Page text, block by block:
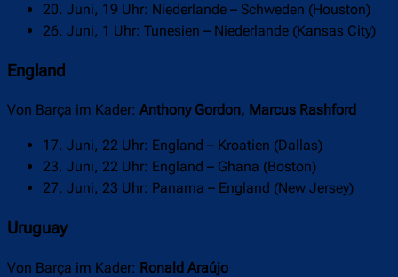
20. Juni, 19 Uhr: Niederlande – Schweden (Houston)
26. Juni, 1 Uhr: Tunesien – Niederlande (Kansas City)
England
Von Barça im Kader: Anthony Gordon, Marcus Rashford
17. Juni, 22 Uhr: England – Kroatien (Dallas)
23. Juni, 22 Uhr: England – Ghana (Boston)
27. Juni, 23 Uhr: Panama – England (New Jersey)
Uruguay
Von Barça im Kader: Ronald Araújo